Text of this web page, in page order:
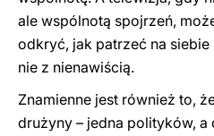
ale wspólnotą spojrzeń,
odkryć, jak patrzeć na siebie
nie z nienawiścią.
Znamienne jest również to,
drużyny – jedna polityków, a